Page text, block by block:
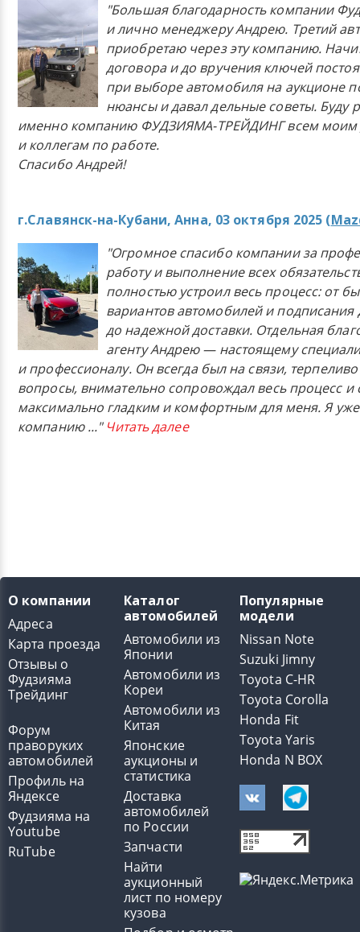
"Большая благодарность компании
и лично менеджеру Андрею. Третий
приобретаю через эту компанию.
договора и до вручения ключей
при выборе автомобиля на аукционе
нюансы и давал дельные советы. Буду
именно компанию ФУДЗИЯМА-ТРЕЙДИНГ всем моим
и коллегам по работе.
Спасибо Андрей!
г.Славянск-на-Кубани, Анна, 03 октября 2025 (
"Огромное спасибо компании за
работу и выполнение всех
полностью устроил весь процесс: от
вариантов автомобилей и подписания
до надежной доставки. Отдельная
агенту Андрею — настоящему
и профессионалу. Он всегда был на связи,
вопросы, внимательно сопровождал весь процесс и
максимально гладким и комфортным для меня. Я
компанию..." Читать далее
О компании
Адреса
Карта проезда
Отзывы о
Фудзияма
Трейдинг
Форум
праворуких
автомобилей
Профиль на
Яндексе
Фудзияма на
Youtube
RuTube
Каталог
автомобилей
Автомобили из
Японии
Автомобили из
Кореи
Автомобили из
Китая
Японские
аукционы и
статистика
Доставка
автомобилей
по России
Запчасти
Найти
аукционный
лист по номеру
кузова
Популярные
модели
Nissan Note
Suzuki Jimny
Toyota C-HR
Toyota Corolla
Honda Fit
Toyota Yaris
Honda N BOX